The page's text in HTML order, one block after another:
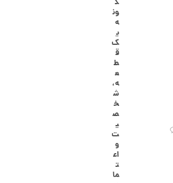
گ
ون
ه
ی
ک
ق
ط
ع
ه،
ش
خ
ص
ی
ت
و
اع
ت
ما
ن
گ
ش
ت
ر
ط
ل
ا
ا
ز
ک
ا
ک
ش
ن
م
ی